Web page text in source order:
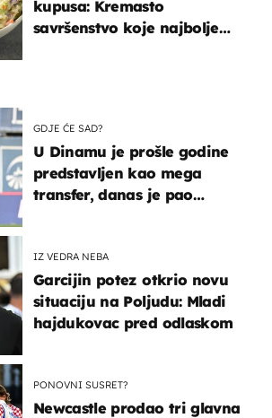
GDJE ĆE SAD?
U Dinamu je prošle godine
predstavljen kao mega
transfer, danas je pao
IZ VEDRA NEBA
Garcijin potez otkrio novu
situaciju na Poljudu: Mladi
hajdukovac pred odlaskom
PONOVNI SUSRET?
Newcastle prodao tri glavna
kupusa: Kremasto
savršenstvo koje najbolje